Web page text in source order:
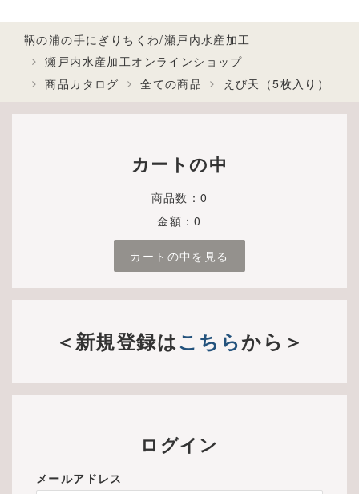
鞆の浦の手にぎりちくわ/瀬戸内水産加工
瀬戸内水産加工オンラインショップ
商品カタログ
全ての商品 えび天（5枚入り）
カートの中
商品数：0
金額：0
カートの中を見る
＜新規登録はこちらから＞
ログイン
メールアドレス